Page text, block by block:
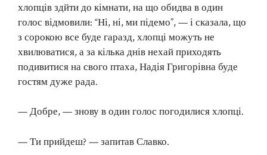
хлопців здйти до кімнати, на що обидва в один
голос відмовили: “Ні, ні, ми підемо”, — і сказала, що
з сорокою все буде гаразд, хлопці можуть не
хвилюватися, а за кілька днів нехай приходять
подивитися на свого птаха, Надія Григорівна буде
гостям дуже рада.
— Добре, — знову в один голос погодилися хлопці.
— Ти прийдеш? — запитав Славко.